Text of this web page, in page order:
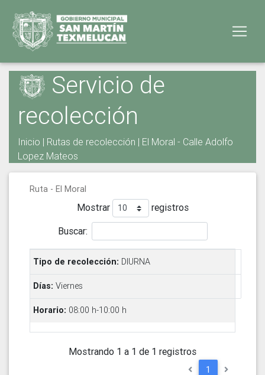
Servicio de
recolección
Inicio | Rutas de recolección | El Moral - Calle Adolfo
Lopez Mateos
Ruta - El Moral
Mostrar
registros
Buscar:
DIURNA
Viernes
08:00 h-10:00 h
Mostrando 1 a 1 de 1 registros
1